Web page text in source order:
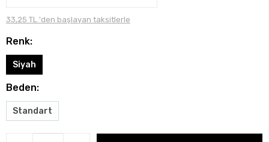
33,25 TL 'den başlayan taksitlerle
Renk:
Siyah
Beden:
Standart